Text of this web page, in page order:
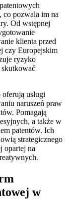
co pozwala im na
Od wstępnej
klienta przed
czy Europejskim
ryzyko
skutkować
usługi
naruszeń praw
Pomagają
a także w
patentów. Ich
strategicznego
opartej na
w